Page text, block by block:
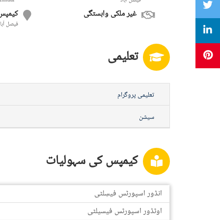
غیر ملکی وابستگی
فيصل
تعلیمی
تعلیمی پروگرام
سیشن
کیمپس کی سہولیات
انڈور اسپورٹس فیسِلٹی
اوٹڈور اسپورٹس فیسیلٹی